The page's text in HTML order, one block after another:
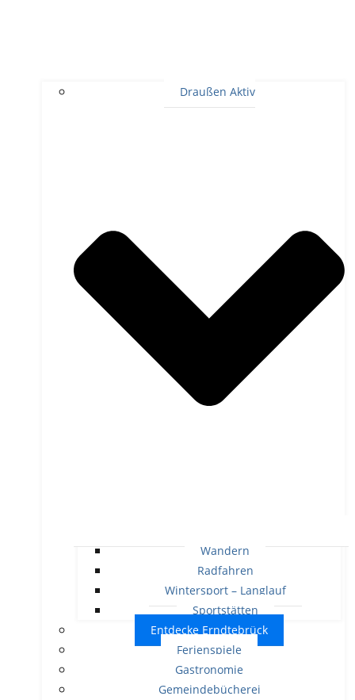
Draußen Aktiv
Wandern
Radfahren
Wintersport – Langlauf
Sportstätten
Entdecke Erndtebrück
Ferienspiele
Gastronomie
Gemeindebücherei